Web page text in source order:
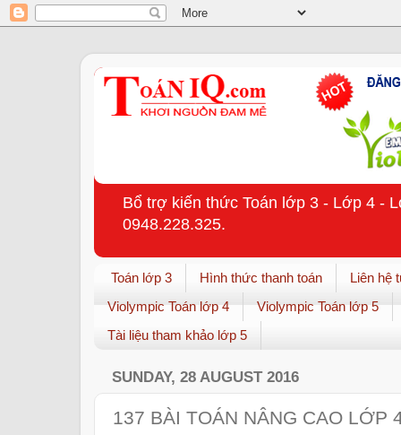
Bổ trợ kiến thức Toán lớp 3 - Lớp 4 -
0948.228.325.
Toán lớp 3 Hình thức thanh toán
Liên hệ
Violympic Toán lớp 4
Violympic Toán lớp 5
Tài liệu tham khảo lớp 5
SUNDAY, 28 AUGUST 2016
137 BÀI TOÁN NÂNG CAO LỚP